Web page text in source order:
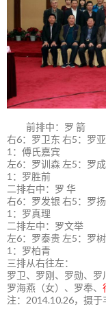
前排中：罗 箭
右6：罗卫东 右5：罗
1：傅氏嘉宾
左6：罗训森 左5：罗
1：罗胜前
二排右中：罗 华
右6：罗发银 右5：罗
1：罗真理
二排左中：罗文举
左6：罗泰贵 左5：罗
1：罗柏青
三排从右往左：
罗卫、罗刚、罗勋、罗
罗海燕（女）、罗奉、
注：2014.10.26，摄于